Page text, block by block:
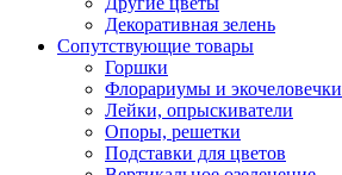
Декоративная зелень
Сопутствующие товары
Горшки
Флорариумы и экочеловечки
Лейки, опрыскиватели
Опоры, решетки
Подставки для цветов